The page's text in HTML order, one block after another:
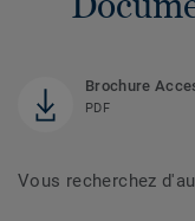
Brochure
PDF
Vous recherchez